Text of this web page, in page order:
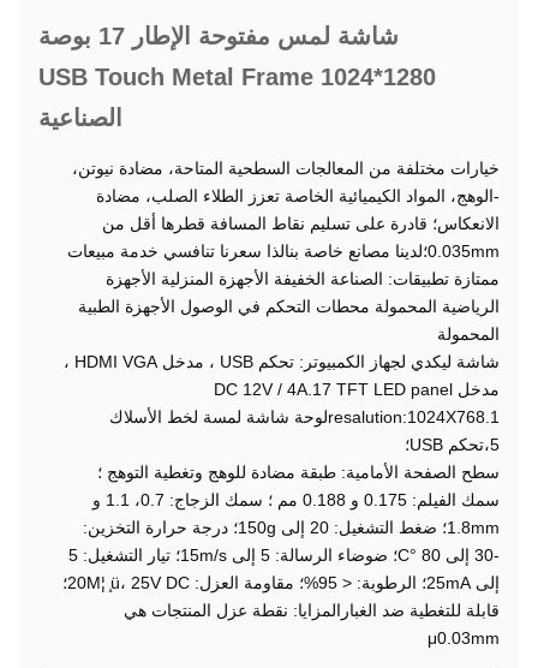
شاشة لمس مفتوحة الإطار 17 بوصة
1280*1024 USB Touch Metal Frame
الصناعية
خيارات مختلفة من المعالجات السطحية المتاحة، مضادة نيوتن،
-الوهج، المواد الكيميائية الخاصة تعزز الطلاء الصلب، مضادة
الانعكاس؛ قادرة على تسليم نقاط المسافة قطرها أقل من
0.035mm؛لدينا مصانع خاصة بنالذا سعرنا تنافسي خدمة مبيعات
ممتازة تطبيقات: الصناعة الخفيفة الأجهزة المنزلية الأجهزة
الرياضية المحمولة محطات التحكم في الوصول الأجهزة الطبية
المحمولة
شاشة ليكدي لجهاز الكمبيوتر: تحكم USB ، مدخل HDMI VGA ،
مدخل DC 12V / 4A.17 TFT LED panel
resalution:1024X768.1لوحة شاشة لمسة لخط الأسلاك
5،تحكم USB؛
سطح الصفحة الأمامية: طبقة مضادة للوهج وتغطية التوهج ؛
سمك الفيلم: 0.175 و 0.188 مم ؛ سمك الزجاج: 0.7، 1.1 و
1.8mm؛ ضغط التشغيل: 20 إلى 150g؛ درجة حرارة التخزين:
-30 إلى 80 °C؛ ضوضاء الرسالة: 5 إلى 15m/s؛ تيار التشغيل: 5
إلى 25mA؛ الرطوبة: < 95%؛ مقاومة العزل: 20M¦ ̧ü، 25V DC؛
قابلة للتغطية ضد الغبارالمزايا: نقطة عزل المنتجات هي
μ0.03mm